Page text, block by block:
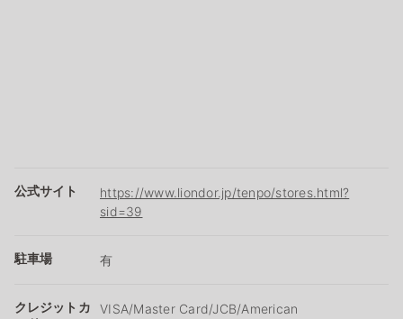
公式サイト
https://www.liondor.jp/tenpo/stores.html?
sid=39
駐車場 有
クレジットカ
VISA/Master Card/JCB/American